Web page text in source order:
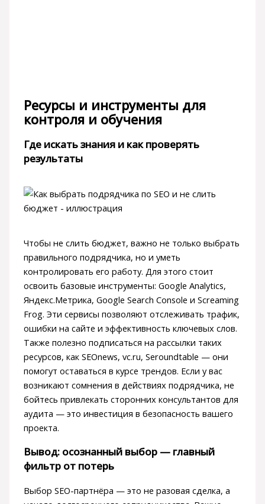
Ресурсы и инструменты для
контроля и обучения
Где искать знания и как проверять
результаты
Чтобы не слить бюджет, важно не только выбрать
правильного подрядчика, но и уметь
контролировать его работу. Для этого стоит
освоить базовые инструменты: Google Analytics,
Яндекс.Метрика, Google Search Console и Screaming
Frog. Эти сервисы позволяют отслеживать трафик,
ошибки на сайте и эффективность ключевых слов.
Также полезно подписаться на рассылки таких
ресурсов, как SEOnews, vc.ru, Seroundtable — они
помогут оставаться в курсе трендов. Если у вас
возникают сомнения в действиях подрядчика, не
бойтесь привлекать сторонних консультантов для
аудита — это инвестиция в безопасность вашего
проекта.
Вывод: осознанный выбор — главный
фильтр от потерь
Выбор SEO-партнёра — это не разовая сделка, а